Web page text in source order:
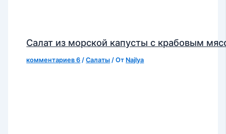
Салат из морской капусты с крабовым
комментариев 6 /Салаты / От Najlya